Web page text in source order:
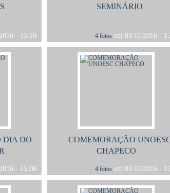
- 15:10
SEMINÁRIO
4 fotos em 01/11/2016 -
DIA DO
- 15:06
COMEMORAÇÃO
CHAPECO
4 fotos em 01/11/2016 -